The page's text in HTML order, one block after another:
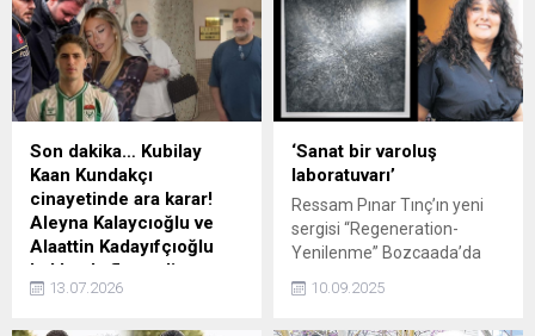
sahneden sergiledi.
Seyircinin tepkisi ise uzun
süre alkış aldı.
Son dakika… Kubilay
Kaan Kundakçı
cinayetinde ara karar!
Aleyna Kalaycıoğlu ve
Alaattin Kadayıfçıoğlu
hakkında flaş gelişme
Ümraniye'de öldürülen
13.07.2026
‘Sanat bir varoluş
laboratuvarı’
Ressam Pınar Tınç’ın yeni
sergisi “Regeneration-
Yenilenme” Bozcaada’da
beden üzerine düşünen
10.09.2025